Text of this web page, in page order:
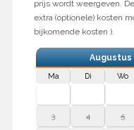
prijs wordt weergeven.
extra (optionele) kosten
bijkomende kosten ).
Augustus
Ma Di Wo
3 4 5